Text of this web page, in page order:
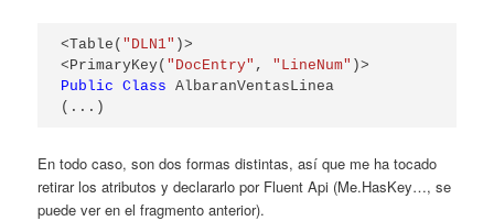
<Table( "DLN1" )>
<PrimaryKey( "DocEntry" , "LineNum"
Public
Class AlbaranVentasLinea
(...)
En todo caso, son dos formas distintas, así que me ha tocado
retirar los atributos y declararlo por Fluent Api (Me.HasKey…, se
puede ver en el fragmento anterior).